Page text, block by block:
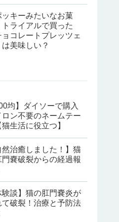
ッキーみたいなお菓
トライアルで買った
ョコレートプレッツェ
は美味しい？
均】ダイソーで購入
ロン不要のネームテー
生活に役立つ】
然治癒しました！】猫
門嚢破裂からの経過報
験談】猫の肛門嚢炎が
て破裂！治療と予防法